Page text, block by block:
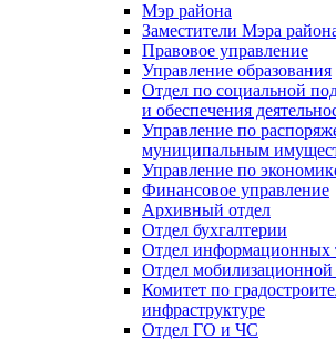
Мэр района
Заместители Мэра
Правовое управление
Управление образования
Отдел по социальной
и обеспечения
Управление по
муниципальным
Управление по
Финансовое управление
Архивный отдел
Отдел бухгалтерии
Отдел информационных
Отдел мобилизационной
Комитет по
инфраструктуре
Отдел ГО и ЧС